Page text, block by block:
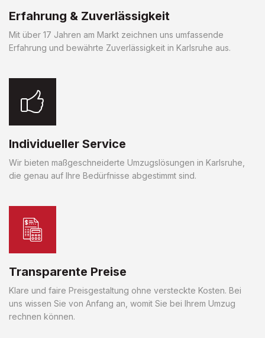
Erfahrung & Zuverlässigkeit
Mit über 17 Jahren am Markt zeichnen uns umfassende
Erfahrung und bewährte Zuverlässigkeit in Karlsruhe aus.
Individueller Service
Wir bieten maßgeschneiderte Umzugslösungen in Karlsruhe,
die genau auf Ihre Bedürfnisse abgestimmt sind.
Transparente Preise
Klare und faire Preisgestaltung ohne versteckte Kosten. Bei
uns wissen Sie von Anfang an, womit Sie bei Ihrem Umzug
rechnen können.